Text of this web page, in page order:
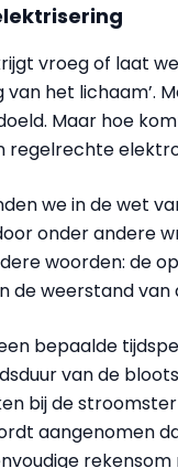
vroeg of laat
van het lichaam’.
Maar hoe
regelrechte
we in de wet
onder andere
woorden: de
de weerstand van
bepaalde
van de
bij de
aangenomen